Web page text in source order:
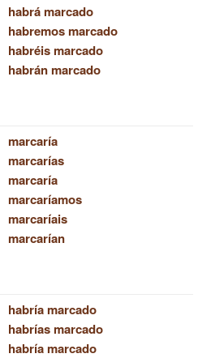
habrá marcado
habremos marcado
habréis marcado
habrán marcado
marcaría
marcarías
marcaría
marcaríamos
marcaríais
marcarían
habría marcado
habrías marcado
habría marcado